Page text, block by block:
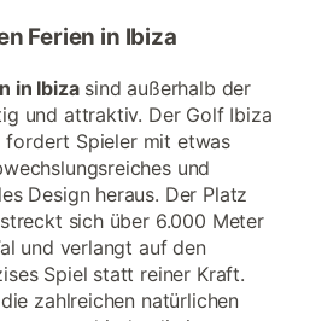
Ferien in Ibiza
in Ibizasind außerhalb der
und attraktiv. Der Golf Ibiza
fordert Spieler mit etwas
und
Design heraus. Der Platz
sich über 6.000 Meter
und verlangt auf den
Spiel statt reiner Kraft.
zahlreichen natürlichen